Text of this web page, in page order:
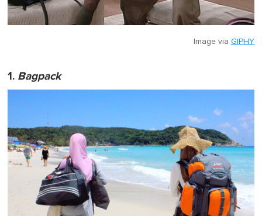
Image via GIPHY
1. Bagpack